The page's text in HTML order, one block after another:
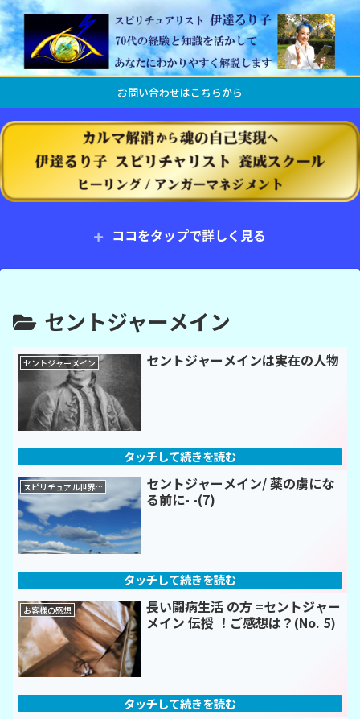
お問い合わせはこちらから
ココをタップで詳しく見る
セントジャーメイン
セントジャーメイン セントジャーメインは実在の人物
スピリチュアル世界のトリセツ！
セントジャーメイン/ 薬の虜にな
る前に- -(7)
お客様の感想
長い闘病生活 の方 =セントジャー
メイン 伝授 ！ご感想は？(No. 5)